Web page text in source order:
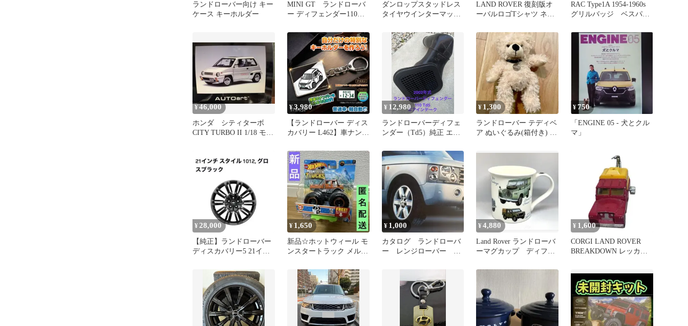
ランドローバー向け キー
ケース キーホルダー
MINI GT ランドローバ
ー ディフェンダー110
108
ダンロップスタッドレス
タイヤウインターマック
LAND ROVER 復刻版オ
ーバルロゴTシャツ ネイ
RAC Type1A 1954-1960s
グリルバッジ ベスパ
¥46,000
ホンダ シティターボ
CITY TURBO II 1/18 モト
¥3,980
【ランドローバー ディス
カバリー L462】車ナンバ
ダー【メッセージも可】
【送料無料】
¥ 12,980
ランドローバーディフェ
ンダー（Td5）純正 エア
気ダクト
¥ 1,300
ランドローバー テディベ
ア ぬいぐるみ(箱付き) 非
¥750
「ENGINE 05 - 犬とクル
マ」
¥ 28,000
【純正】ランドローバー
ディスカバリー5 21イン
¥ 1,650
新品☆ホットウィール モ
ンスタートラック メルセ
¥ 1,000
カタログ ランドローバ
ー レンジローバー フ
他冊子2種類
¥4,880
Land Rover ランドローバ
ーマグカップ ディフェ
¥ 1,600
CORGI LAND ROVER
BREAKDOWN レッカー